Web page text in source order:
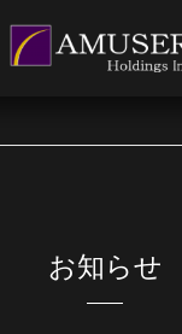
お知らせ